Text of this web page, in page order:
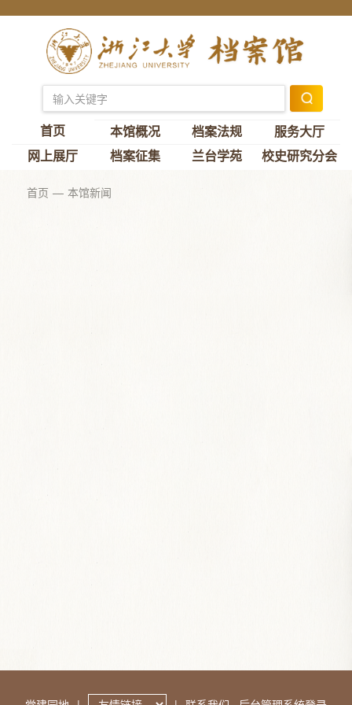
首页 本馆概况 档案法规
服务大厅
网上展厅
档案征集 兰台学苑 校史研究分会
首页 本馆新闻